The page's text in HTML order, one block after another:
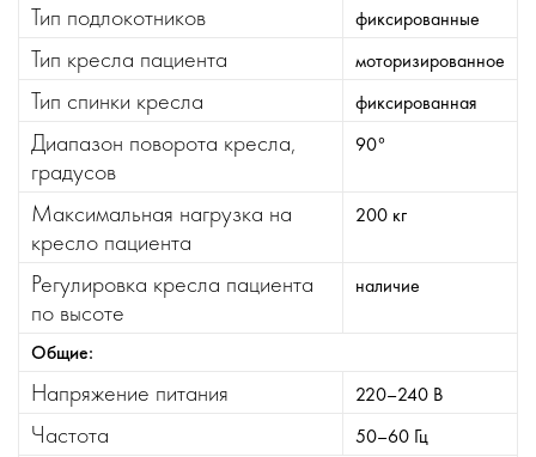
Тип подлокотников фиксированные
Тип кресла пациента моторизированное
Тип спинки кресла фиксированная
Диапазон поворота кресла,
градусов
90°
Максимальная нагрузка на
кресло пациента
200 кг
Регулировка кресла пациента
по высоте
наличие
Общие:
Напряжение питания 220–240 В
Частота
50–60 Гц